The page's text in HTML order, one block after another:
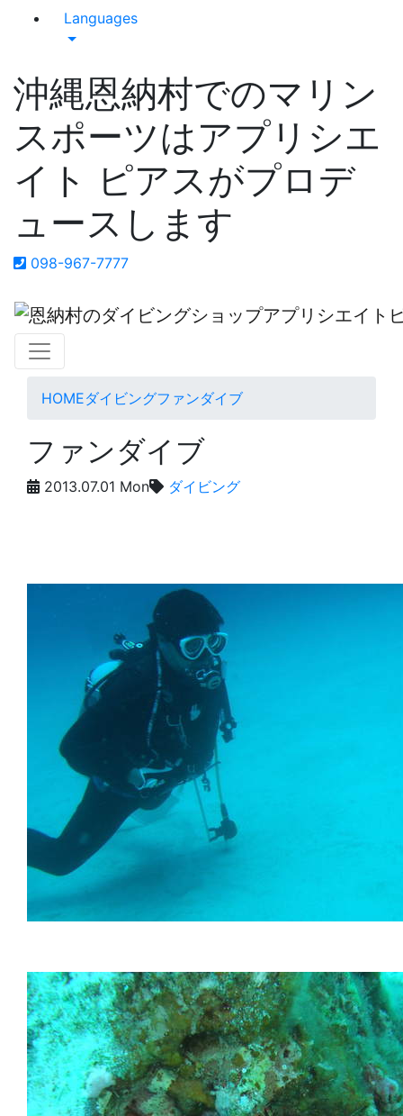
Languages
沖縄恩納村でのマリン
スポーツはアプリシエ
イト ピアスがプロデ
ュースします
098-967-7777
HOMEダイビングファンダイブ
ファンダイブ
2013.07.01 Mon ダイビング